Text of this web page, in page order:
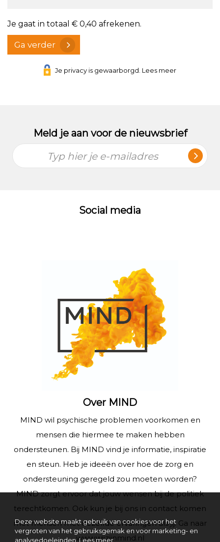
Je gaat in totaal € 0,40 afrekenen.
Ga verder
Je privacy is gewaarborgd. Lees meer
Meld je aan voor de nieuwsbrief
Typ hier je e-mailadres
Social media
Over MIND
MIND wil psychische problemen voorkomen en
mensen die hiermee te maken hebben
ondersteunen. Bij MIND vind je informatie, inspiratie
en steun. Heb je ideeën over hoe de zorg en
ondersteuning geregeld zou moeten worden?
MIND zorgt ervoor dat jouw wensen bij de politiek
terechtkomen. Ook kun je bij ons in contact komen
met mensen met dezelfde ervaringen als jij. Ga naar
www.wijzijnmind.nl
Deze website maakt gebruik van cookies voor het
vergroten van het gebruiksgemak en voor marketing- en
analysedoeleinden.Lees meer